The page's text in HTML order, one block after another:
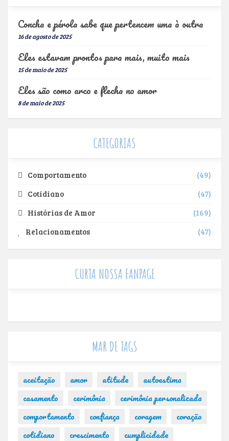
Concha e pérola sabe que pertencem uma à outra
16 de agosto de 2025
Eles estavam prontos para mais, muito mais
15 de maio de 2025
Eles são como arco e flecha no amor
8 de maio de 2025
CATEGORIAS
Comportamento
49
Cotidiano
47
Histórias de Amor
169
Relacionamentos
47
CURTA NOSSA FANPAGE
MAR DE TAGS
aceitação amor atitude
autoestima
casamento
cerimônia
cerimônia personalizada
comportamento
confiança coragem
coração
cotidiano
crescimento
cumplicidade